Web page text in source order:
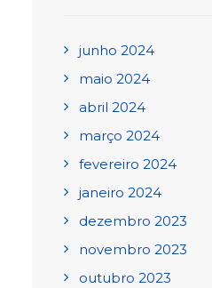
junho 2024
maio 2024
abril 2024
março 2024
fevereiro 2024
janeiro 2024
dezembro 2023
novembro 2023
outubro 2023